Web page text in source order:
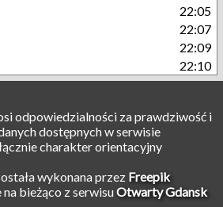
22:05
22:07
22:09
22:10
odpowiedzialności za prawdziwość i
dostępnych w serwisie
charakter orientacyjny
wykonana przez Freepik
bieżąco z serwisuOtwarty Gdansk